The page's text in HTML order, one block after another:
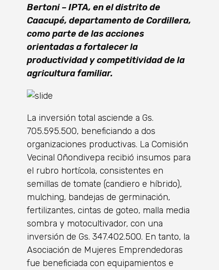
Bertoni – IPTA, en el distrito de
Caacupé, departamento de Cordillera,
como parte de las acciones
orientadas a fortalecer la
productividad y competitividad de la
agricultura familiar.
La inversión total asciende a Gs.
705.595.500, beneficiando a dos
organizaciones productivas. La Comisión
Vecinal Oñondivepa recibió insumos para
el rubro hortícola, consistentes en
semillas de tomate (candiero e híbrido),
mulching, bandejas de germinación,
fertilizantes, cintas de goteo, malla media
sombra y motocultivador, con una
inversión de Gs. 347.402.500. En tanto, la
Asociación de Mujeres Emprendedoras
fue beneficiada con equipamientos e